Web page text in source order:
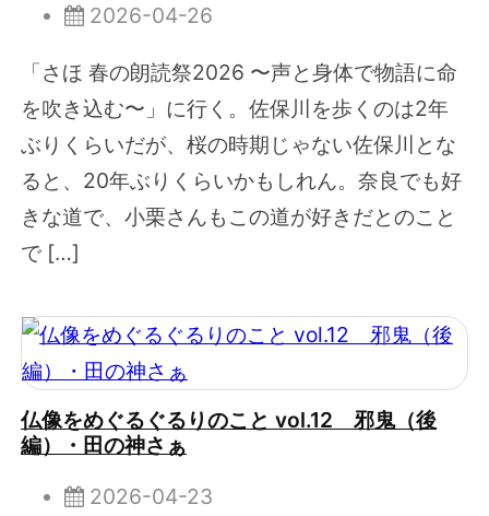
2026-04-26
「さほ 春の朗読祭2026 〜声と身体で物語に命
を吹き込む〜」に行く。佐保川を歩くのは2年
ぶりくらいだが、桜の時期じゃない佐保川とな
ると、20年ぶりくらいかもしれん。奈良でも好
きな道で、小栗さんもこの道が好きだとのこと
で […]
仏像をめぐるぐるりのこと vol.12 邪鬼（後
編）・田の神さぁ
2026-04-23